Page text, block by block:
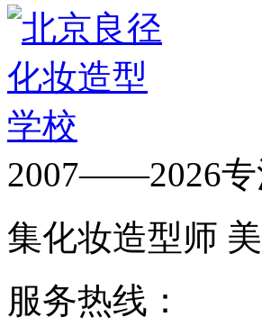
2007——2026专
集化妆造型师
服务热线：